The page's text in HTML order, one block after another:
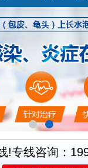
线咨询：